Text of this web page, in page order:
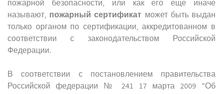
пожарной безопасности, или как его еще иначе
называют, пожарный сертификат может быть выдан
только органом по сертификации, аккредитованном в
соответствии с законодательством Российской
Федерации.
В соответствии с постановлением правительства
Российской федерации № 241 17 марта 2009 "Об